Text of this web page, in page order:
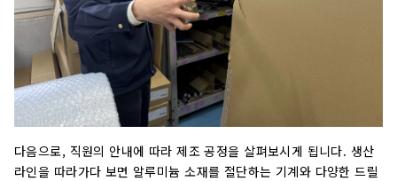
다음으로, 직원의 안내에 따라 제조 공정을 살펴보시게 됩니다. 생산
라인을 따라가다 보면 알루미늄 소재를 절단하는 기계와 다양한 드릴